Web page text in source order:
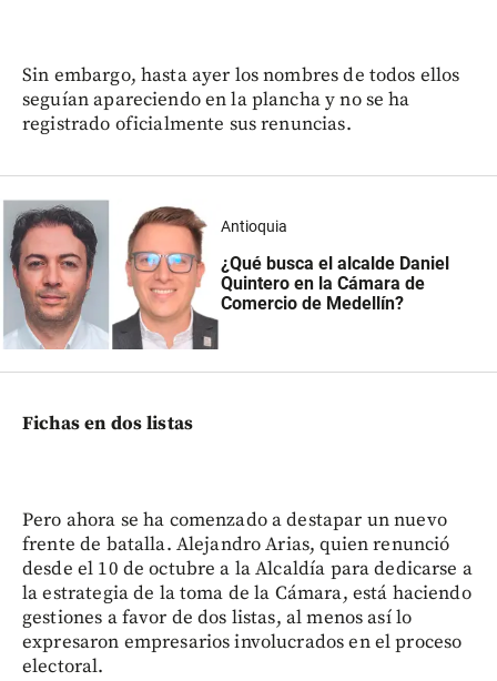
Sin embargo, hasta ayer los nombres de todos ellos
seguían apareciendo en la plancha y no se ha
registrado oficialmente sus renuncias.
Antioquia
¿Qué busca el alcalde Daniel
Quintero en la Cámara de
Comercio de Medellín?
Fichas en dos listas
Pero ahora se ha comenzado a destapar un nuevo
frente de batalla. Alejandro Arias, quien renunció
desde el 10 de octubre a la Alcaldía para dedicarse a
la estrategia de la toma de la Cámara, está haciendo
gestiones a favor de dos listas, al menos así lo
expresaron empresarios involucrados en el proceso
electoral.